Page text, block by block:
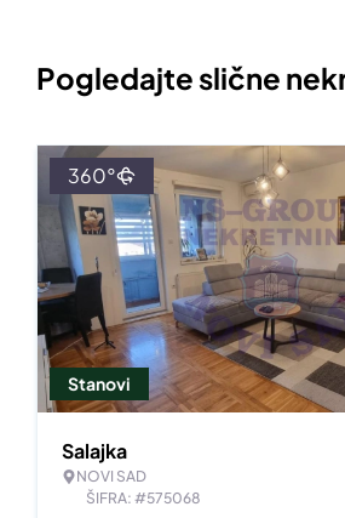
Pogledajte slične
Stanovi
360°
Salajka
NOVI SAD
ŠIFRA: #575068